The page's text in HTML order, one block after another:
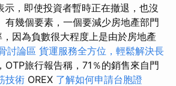
示，即使投資者暫時正在撤退，也沒
有幾個要素，一個要減少房地產部門
因為負數很大程度上是由於房地產
討論區 貨運服務全方位，輕鬆解決長
OTP旅行報告稱，71％的銷售來自門
技術 OREX 了解如何申請台胞證